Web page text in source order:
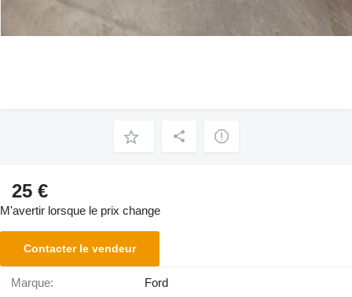
25 €
M'avertir lorsque le prix change
Contacter le vendeur
Marque: Ford